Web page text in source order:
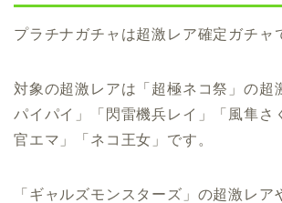
プラチナガチャは超激レア確定ガチャ
対象の超激レアは「超極ネコ祭」の超
パイパイ」「閃雷機兵レイ」「風隼さ
官エマ」「ネコ王女」です。
「ギャルズモンスターズ」の超激レア